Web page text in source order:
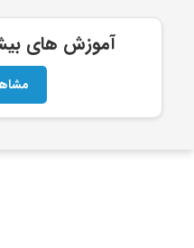
آموزش های